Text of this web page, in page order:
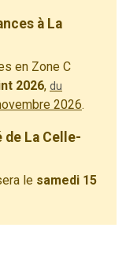
à La
en Zone C
2026, du
2026.
La Celle-
le samedi 15